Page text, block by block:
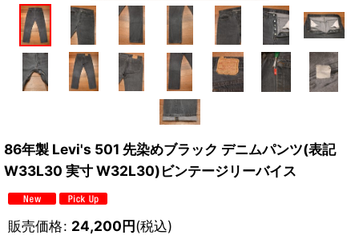
86年製 Levi's 501 先染めブラック デニムパンツ(表記
W33L30 実寸 W32L30)ビンテージリーバイス
販売価格: 24,200円(税込)